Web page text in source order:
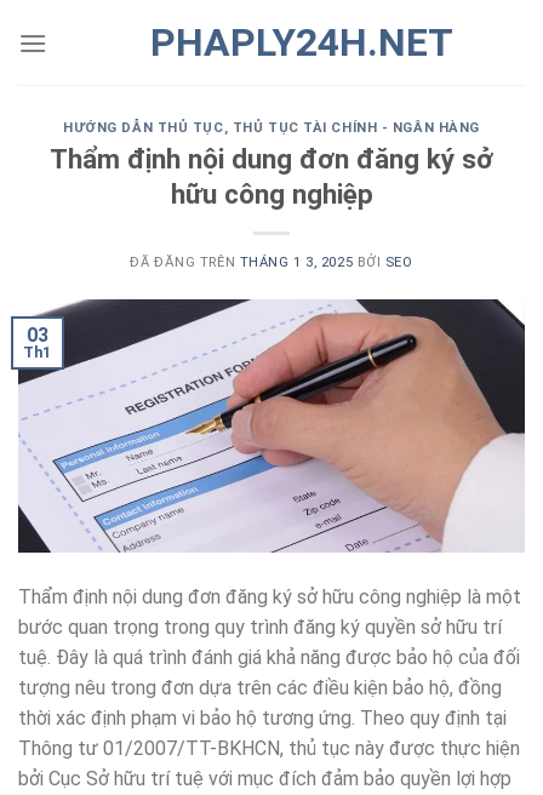
đến
PHAPLY24H.NET
HƯỚNG DẪN THỦ TỤC, THỦ TỤC TÀI CHÍNH - NGÂN HÀNG
Thẩm định nội dung đơn đăng ký sở
hữu công nghiệp
ĐÃ ĐĂNG TRÊN THÁNG 1 3, 2025 BỞI SEO
03
Th1
Thẩm định nội dung đơn đăng ký sở hữu công nghiệp là một
bước quan trọng trong quy trình đăng ký quyền sở hữu trí
tuệ. Đây là quá trình đánh giá khả năng được bảo hộ của đối
tượng nêu trong đơn dựa trên các điều kiện bảo hộ, đồng
thời xác định phạm vi bảo hộ tương ứng. Theo quy định tại
Thông tư 01/2007/TT-BKHCN, thủ tục này được thực hiện
bởi Cục Sở hữu trí tuệ với mục đích đảm bảo quyền lợi hợp